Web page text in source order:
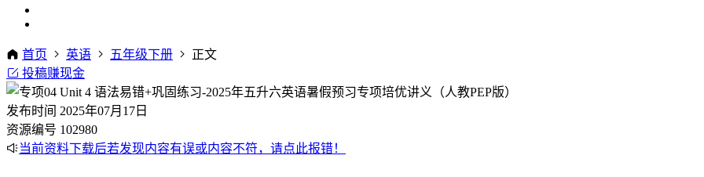
首页 英语 五年级下册
正文
投稿赚现金
发布时间 2025年07月17日
资源编号 102980
当前资料下载后若发现内容有误或内容不符，请点此报错！